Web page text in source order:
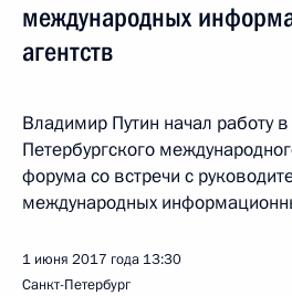
международных
агентств
Владимир Путин начал работу
Петербургского
форума со встречи с
международных
1 июня 2017 года 13:30
Санкт-Петербург